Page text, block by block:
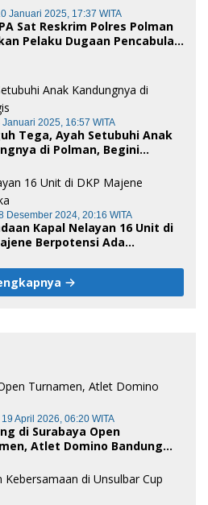
2025
Januari 2025, 17:37 WITA
Sat Reskrim Polres Polman
Pelaku Dugaan Pencabulan
Januari 2025, 16:57 WITA
Tega, Ayah Setubuhi Anak
di Polman, Begini
Desember 2024, 20:16 WITA
Kapal Nelayan 16 Unit di
Berpotensi Ada
April 2026, 06:20 WITA
di Surabaya Open
Atlet Domino Bandung